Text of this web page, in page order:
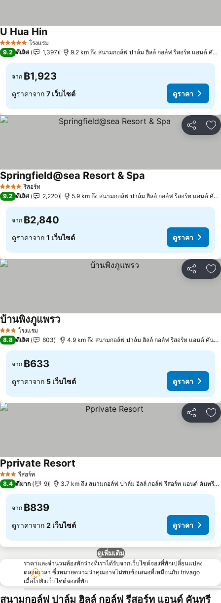
5 ดาว โรงแรม
U Hua Hinดูราคา
9.2 ดีเลิศ 1,397 9.2 km ถึง สนามกอล์ฟ ปาล์ม ฮิลล์ กอล์ฟ รีสอร์ท แอนด์ คัน
จาก ฿1,923
ดูราคาจาก 7 เว็บไซต์ ดูราคา
แชร์ เ
4 ดาว รีสอร์ท
Springfield@sea Resort & Spa
9.2 ดีเลิศ 2,220 5.9 km ถึง สนามกอล์ฟ ปาล์ม ฮิลล์ กอล์ฟ รีสอร์ท แอนด์ คัน
จาก ฿2,840
ดูราคาจาก 1 เว็บไซต์ ดูราคา
แชร์ เ
3 ดาว โรงแรม
บ้านพิงภูแพรวดูราคา
8.8 ดีเลิศ 603 4.9 km ถึง สนามกอล์ฟ ปาล์ม ฮิลล์ กอล์ฟ รีสอร์ท แอนด์ คันท
จาก ฿633
ดูราคาจาก 5 เว็บไซต์ ดูราคา
แชร์ เ
3 ดาว รีสอร์ท
Pprivate Resort
8.4 ดีมาก 9 3.7 km ถึง สนามกอล์ฟ ปาล์ม ฮิลล์ กอล์ฟ รีสอร์ท แอนด์ คันทรีค
จาก ฿839
ดูราคาจาก 2 เว็บไซต์ ดูราคา
ดูเพิ่มเติม
ราคาและจำนวนห้องพักว่างที่เราได้รับจากเว็บไซต์จองที่พักเปลี่ยนแปลง
ตลอดเวลา ซึ่งหมายความว่าคุณอาจไม่พบข้อเสนอที่เหมือนกับ trivago
เมื่อไปยังเว็บไซต์จองที่พัก
สนามกอล์ฟ ปาล์ม ฮิลล์ กอล์ฟ รีสอร์ท แอนด์ คันทรี